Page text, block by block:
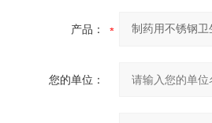
产品：
您的单位：